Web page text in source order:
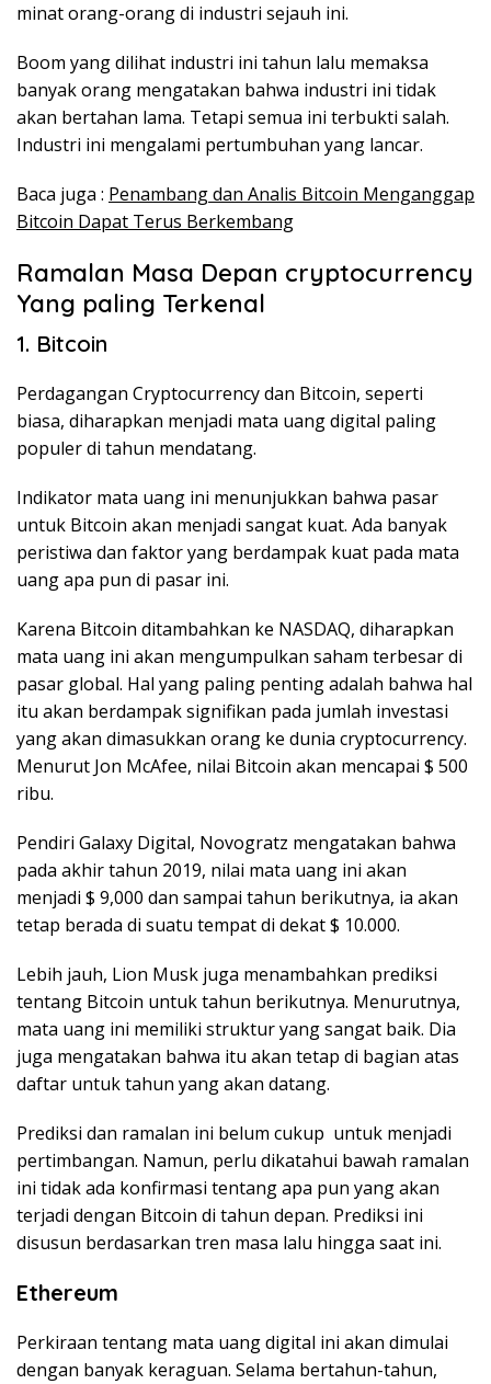
minat orang-orang di industri sejauh ini.
Boom yang dilihat industri ini tahun lalu memaksa
banyak orang mengatakan bahwa industri ini tidak
akan bertahan lama. Tetapi semua ini terbukti salah.
Industri ini mengalami pertumbuhan yang lancar.
Baca juga : Penambang dan Analis Bitcoin Menganggap
Bitcoin Dapat Terus Berkembang
Ramalan Masa Depan cryptocurrency
Yang paling Terkenal
1. Bitcoin
Perdagangan Cryptocurrency dan Bitcoin, seperti
biasa, diharapkan menjadi mata uang digital paling
populer di tahun mendatang.
Indikator mata uang ini menunjukkan bahwa pasar
untuk Bitcoin akan menjadi sangat kuat. Ada banyak
peristiwa dan faktor yang berdampak kuat pada mata
uang apa pun di pasar ini.
Karena Bitcoin ditambahkan ke NASDAQ, diharapkan
mata uang ini akan mengumpulkan saham terbesar di
pasar global. Hal yang paling penting adalah bahwa hal
itu akan berdampak signifikan pada jumlah investasi
yang akan dimasukkan orang ke dunia cryptocurrency.
Menurut Jon McAfee, nilai Bitcoin akan mencapai $ 500
ribu.
Pendiri Galaxy Digital, Novogratz mengatakan bahwa
pada akhir tahun 2019, nilai mata uang ini akan
menjadi $ 9,000 dan sampai tahun berikutnya, ia akan
tetap berada di suatu tempat di dekat $ 10.000.
Lebih jauh, Lion Musk juga menambahkan prediksi
tentang Bitcoin untuk tahun berikutnya. Menurutnya,
mata uang ini memiliki struktur yang sangat baik. Dia
juga mengatakan bahwa itu akan tetap di bagian atas
daftar untuk tahun yang akan datang.
Prediksi dan ramalan ini belum cukup untuk menjadi
pertimbangan. Namun, perlu dikatahui bawah ramalan
ini tidak ada konfirmasi tentang apa pun yang akan
terjadi dengan Bitcoin di tahun depan. Prediksi ini
disusun berdasarkan tren masa lalu hingga saat ini.
Ethereum
Perkiraan tentang mata uang digital ini akan dimulai
dengan banyak keraguan. Selama bertahun-tahun,